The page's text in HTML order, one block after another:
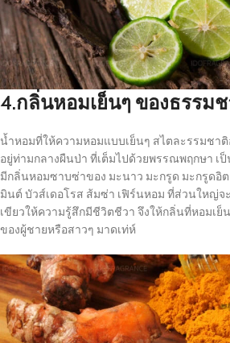
4.กลิ่นหอมเย็นๆ ของธรรม
น้ำหอมที่ให้ความหอมแบบเย็นๆ สไตละรรมชา
อยู่ท่ามกลางผืนป่า ที่เต็มไปด้วยพรรณพฤกษา เ
มีกลิ่นหอมซาบซ่าของ มะนาว มะกรูด มะกรูดอิ
มินต์ บัวส์เดอโรส ส้มซ่า เฟิร์นหอม ที่ส่วนใหญ่
เขียวให้ความรู้สึกมีชีวิตชีวา จึงให้กลิ่นที่หอมเ
ของผู้ชายหรือสาวๆ มาดเท่ห์